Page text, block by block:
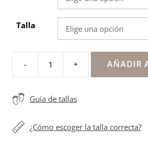
Talla
-
respetuosas
Piruflex
cantidad
+ AÑADIR
Guía de tallas
¿Cómo escoger la talla correcta?